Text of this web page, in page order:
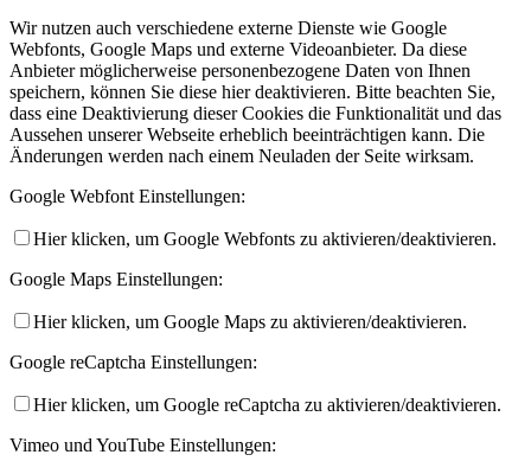
Wir nutzen auch verschiedene externe Dienste wie Google
Webfonts, Google Maps und externe Videoanbieter. Da diese
Anbieter möglicherweise personenbezogene Daten von Ihnen
speichern, können Sie diese hier deaktivieren. Bitte beachten Sie,
dass eine Deaktivierung dieser Cookies die Funktionalität und das
Aussehen unserer Webseite erheblich beeinträchtigen kann. Die
Änderungen werden nach einem Neuladen der Seite wirksam.
Google Webfont Einstellungen:
Hier klicken, um Google Webfonts zu aktivieren/deaktivieren.
Google Maps Einstellungen:
Hier klicken, um Google Maps zu aktivieren/deaktivieren.
Google reCaptcha Einstellungen:
Hier klicken, um Google reCaptcha zu aktivieren/deaktivieren.
Vimeo und YouTube Einstellungen: